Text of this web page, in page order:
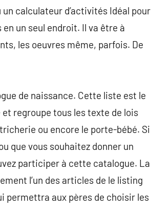
calculateur d’activités Idéal pour
un seul endroit. Il va être à
les oeuvres même, parfois. De
de naissance. Cette liste est le
regroupe tous les texte de lois
ou encore le porte-bébé. Si
que vous souhaitez donner un
participer à cette catalogue. La
l’un des articles de le listing
permettra aux pères de choisir les